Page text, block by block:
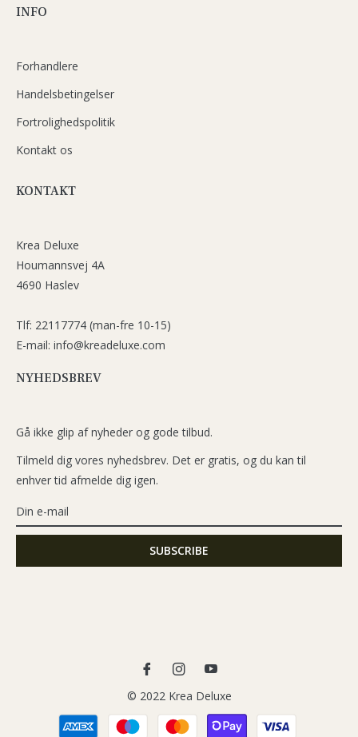
INFO
Forhandlere
Handelsbetingelser
Fortrolighedspolitik
Kontakt os
KONTAKT
Krea Deluxe
Houmannsvej 4A
4690 Haslev
Tlf: 22117774 (man-fre 10-15)
E-mail: info@kreadeluxe.com
NYHEDSBREV
Gå ikke glip af nyheder og gode tilbud.
Tilmeld dig vores nyhedsbrev. Det er gratis, og du kan til
enhver tid afmelde dig igen.
Ins
You
© 2022 Krea Deluxe